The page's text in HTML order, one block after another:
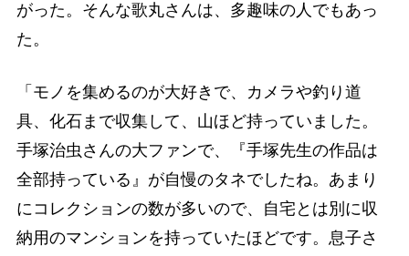
がった。そんな歌丸さんは、多趣味の人でもあっ
た。
「モノを集めるのが大好きで、カメラや釣り道
具、化石まで収集して、山ほど持っていました。
手塚治虫さんの大ファンで、『手塚先生の作品は
全部持っている』が自慢のタネでしたね。あまり
にコレクションの数が多いので、自宅とは別に収
納用のマンションを持っていたほどです。息子さ